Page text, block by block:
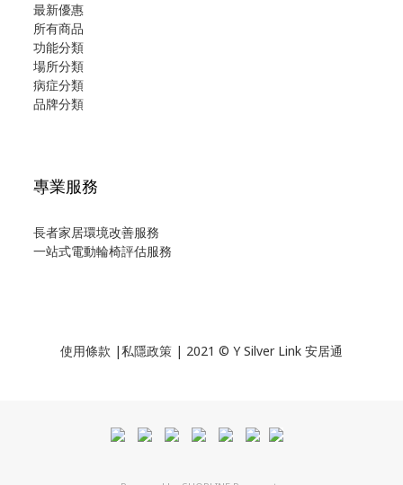
最新優惠
所有商品
功能分類
場所分類
病症分類
品牌分類
專業服務
長者家居環境改善服務
一站式電動輪椅評估服務
使用條款 |私隱政策 | 2021 © Y Silver Link 安居通